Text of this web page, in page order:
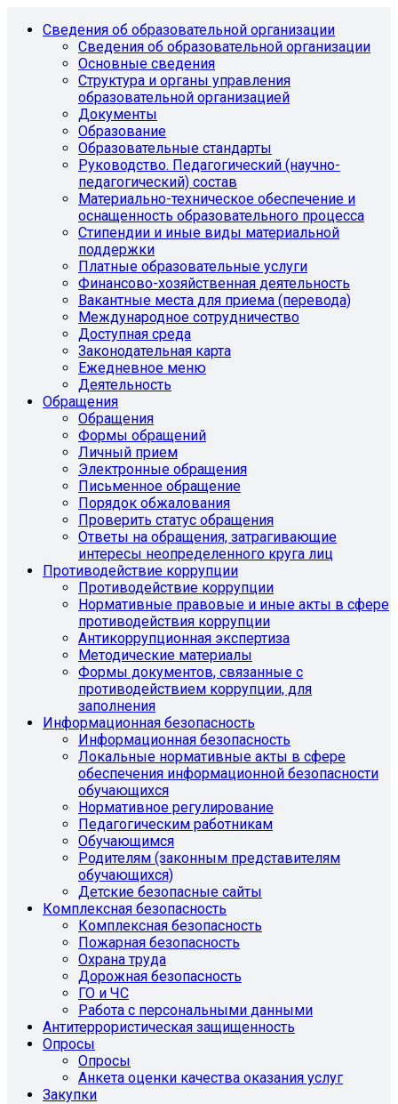
Сведения об образовательной организации
Сведения об образовательной организации
Основные сведения
Структура и органы управления
образовательной организацией
Документы
Образование
Образовательные стандарты
Руководство. Педагогический (научно-
педагогический) состав
Материально-техническое обеспечение и
оснащенность образовательного процесса
Стипендии и иные виды материальной
поддержки
Платные образовательные услуги
Финансово-хозяйственная деятельность
Вакантные места для приема (перевода)
Международное сотрудничество
Доступная среда
Законодательная карта
Ежедневное меню
Деятельность
Обращения
Обращения
Формы обращений
Личный прием
Электронные обращения
Письменное обращение
Порядок обжалования
Проверить статус обращения
Ответы на обращения, затрагивающие
интересы неопределенного круга лиц
Противодействие коррупции
Противодействие коррупции
Нормативные правовые и иные акты в сфере
противодействия коррупции
Антикоррупционная экспертиза
Методические материалы
Формы документов, связанные с
противодействием коррупции, для
заполнения
Информационная безопасность
Информационная безопасность
Локальные нормативные акты в сфере
обеспечения информационной безопасности
обучающихся
Нормативное регулирование
Педагогическим работникам
Обучающимся
Родителям (законным представителям
обучающихся)
Детские безопасные сайты
Комплексная безопасность
Комплексная безопасность
Пожарная безопасность
Охрана труда
Дорожная безопасность
ГО и ЧС
Работа с персональными данными
Антитеррористическая защищенность
Опросы
Опросы
Анкета оценки качества оказания услуг
Закупки